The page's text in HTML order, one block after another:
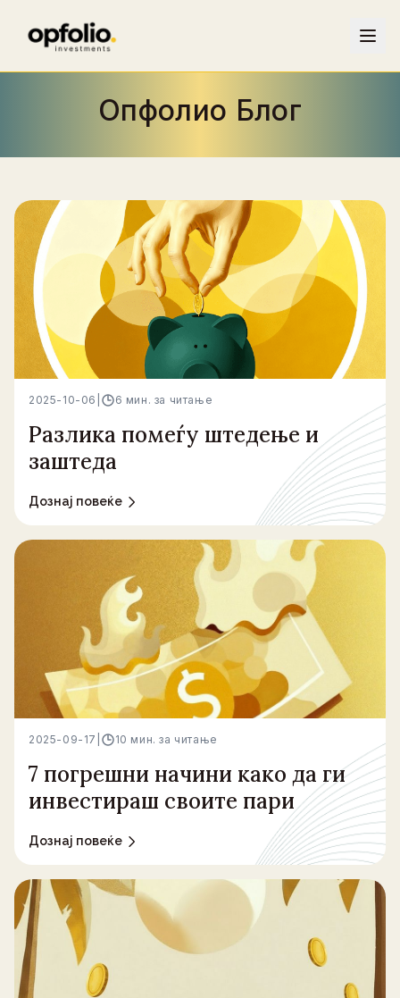
Опфолио Блог
2025-10-06 6 мин. за читање
Разлика помеѓу штедење и
заштеда
Дознај повеќе
2025-09-17 10 мин. за читање
7 погрешни начини како да ги
инвестираш своите пари
Дознај повеќе